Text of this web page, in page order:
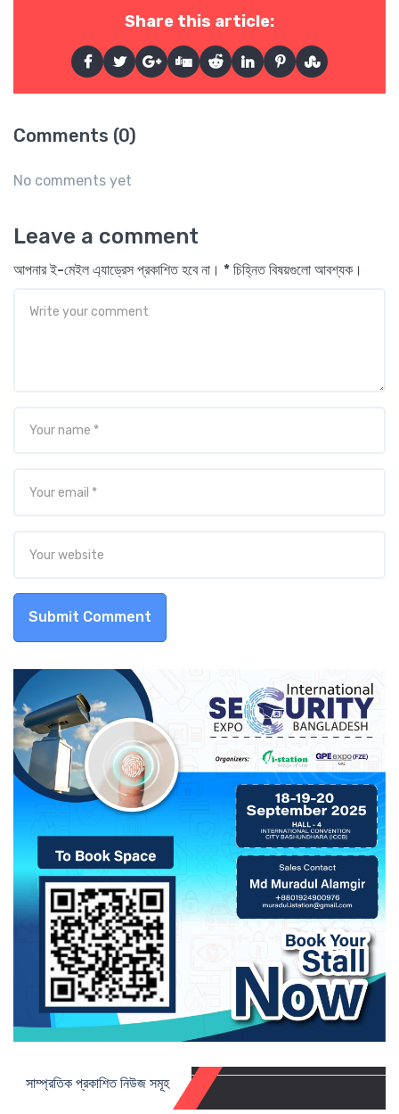
Share this article:
Comments (0)
No comments yet
Leave a comment
আপনার ই-মেইল এ্যাড্রেস প্রকাশিত হবে না। * চিহ্নিত বিষয়গুলো আবশ্যক।
Submit Comment
সাম্প্রতিক প্রকাশিত নিউজ সমূহ